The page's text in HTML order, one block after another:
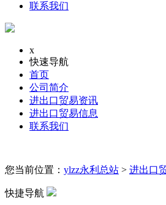
联系我们
x
快速导航
首页
公司简介
进出口贸易资讯
进出口贸易信息
联系我们
您当前位置： ylzz永利总站 > 进出口
快捷导航